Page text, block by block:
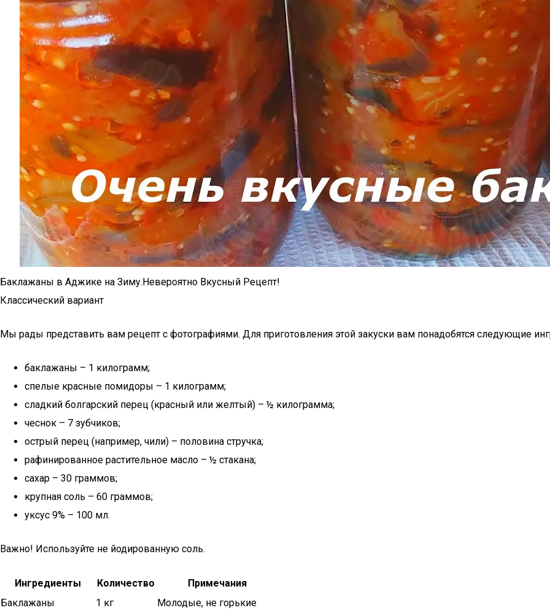
Баклажаны в Аджике на Зиму.Невероятно Вкусный Рецепт!
Классический вариант
Мы рады представить вам рецепт с фотографиями. Для приготовления этой закуски вам понадобятся следующие
баклажаны – 1 килограмм;
спелые красные помидоры – 1 килограмм;
сладкий болгарский перец (красный или желтый) – ½ килограмма;
чеснок – 7 зубчиков;
острый перец (например, чили) – половина стручка;
рафинированное растительное масло – ½ стакана;
сахар – 30 граммов;
крупная соль – 60 граммов;
уксус 9% – 100 мл.
Важно! Используйте не йодированную соль.
Ингредиенты Количество
Примечания
Баклажаны
1 кг
Молодые, не горькие